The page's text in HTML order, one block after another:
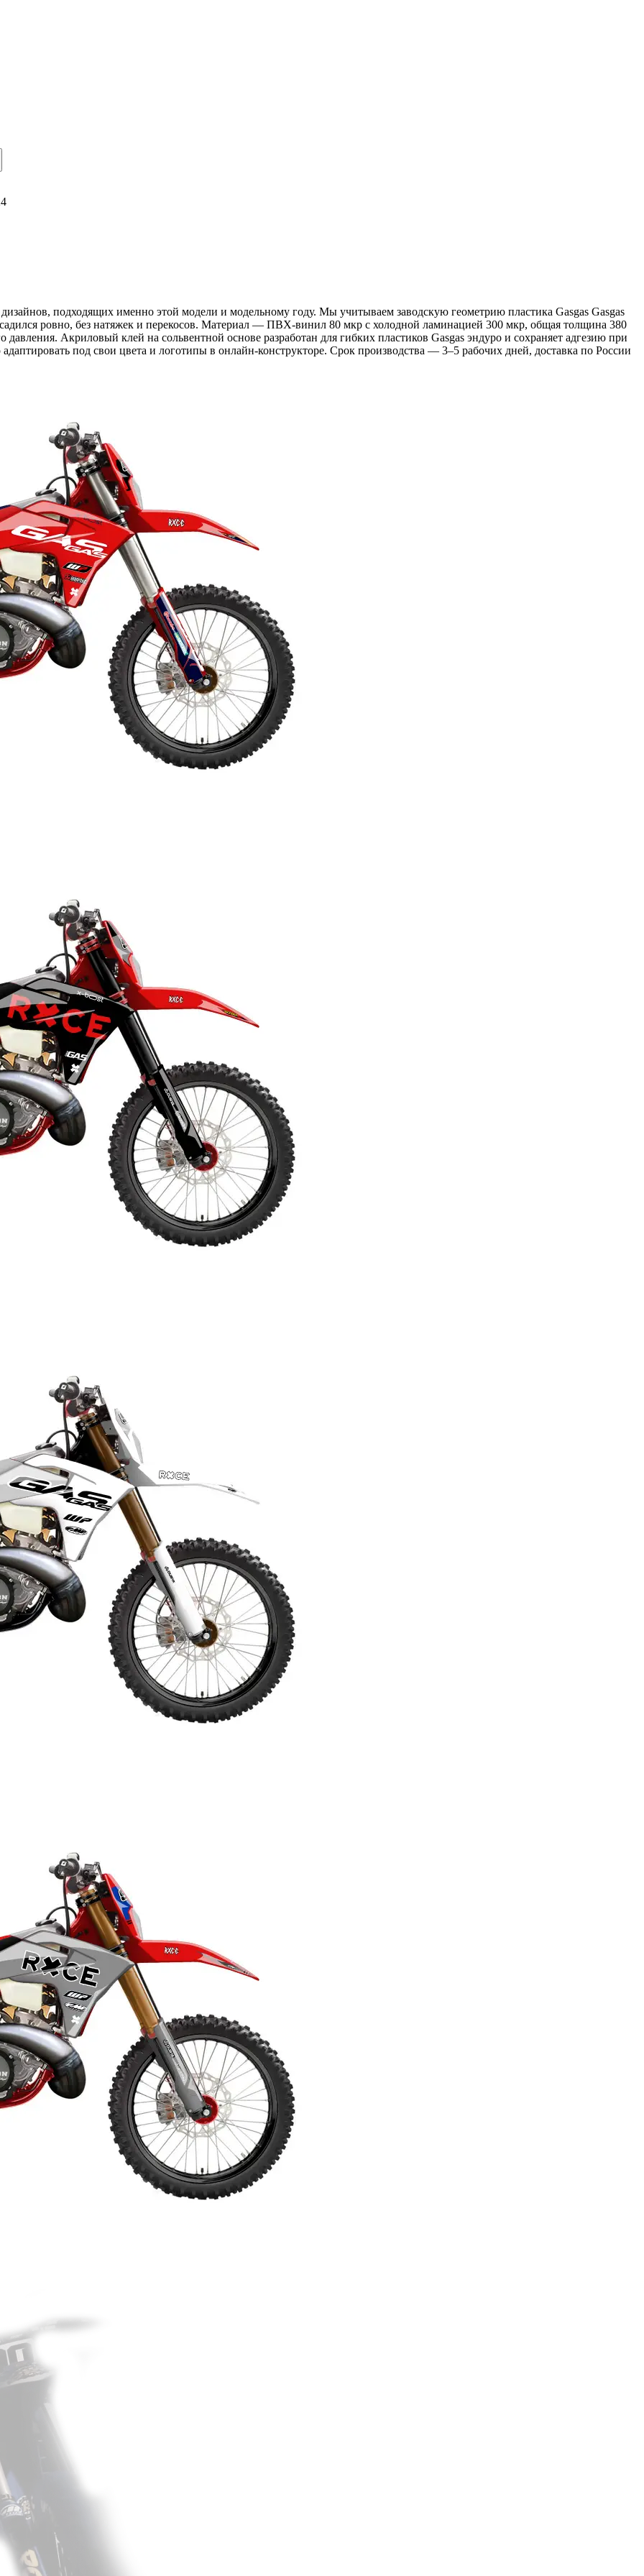
подходящих именно этой модели и модельному году. Мы учитываем заводскую геометрию пластика Gasgas Gasgas
ровно, без натяжек и перекосов. Материал — ПВХ-винил 80 мкр с холодной ламинацией 300 мкр, общая толщина 380
Акриловый клей на сольвентной основе разработан для гибких пластиков Gasgas эндуро и сохраняет адгезию при
под свои цвета и логотипы в онлайн-конструкторе. Срок производства — 3–5 рабочих дней, доставка по России